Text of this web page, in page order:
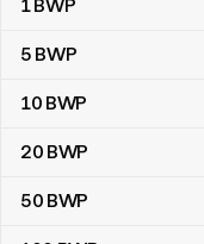
1BWP
5 BWP
10 BWP
20 BWP
50 BWP